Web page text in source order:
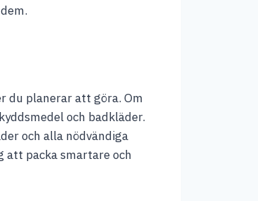
du planerar att göra. Om
och badkläder.
och alla nödvändiga
packa smartare och